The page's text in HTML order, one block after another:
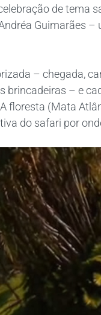
de tema
Guimarães
– chegada,
brincadeiras – e
floresta (Mata
do safari por